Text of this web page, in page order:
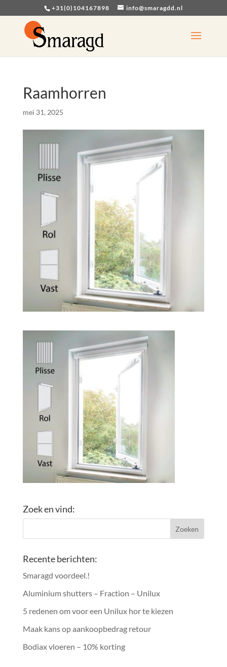
+31(0)104167898 info@smaragdd.nl
Raamhorren
mei 31, 2025
Zoek en vind:
Recente berichten:
Smaragd voordeel.!
Aluminium shutters – Fraction – Unilux
5 redenen om voor een Unilux hor te kiezen
Maak kans op aankoopbedrag retour
Bodiax vloeren – 10% korting